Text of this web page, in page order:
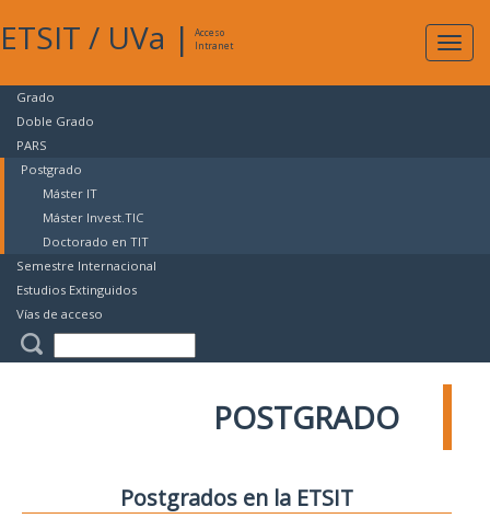
ETSIT / UVa |
Acceso
Intranet
Grado
Doble Grado
PARS
Postgrado
Máster IT
Máster Invest.TIC
Doctorado en TIT
Semestre Internacional
Estudios Extinguidos
Vías de acceso
POSTGRADO
Postgrados en la ETSIT